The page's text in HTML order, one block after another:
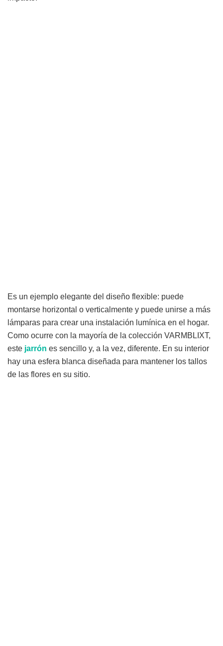
Es un ejemplo elegante del diseño flexible: puede
montarse horizontal o verticalmente y puede unirse a más
lámparas para crear una instalación lumínica en el hogar.
Como ocurre con la mayoría de la colección VARMBLIXT,
este jarrón es sencillo y, a la vez, diferente. En su interior
hay una esfera blanca diseñada para mantener los tallos
de las flores en su sitio.